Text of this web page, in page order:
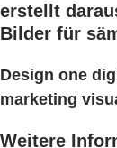
erstellt
Bilder für
Design one
marketing
Weitere